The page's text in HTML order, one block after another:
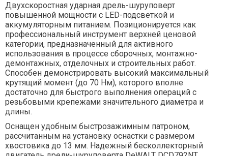
Двухскоростная ударная дрель-шуруповерт
повышенной мощности с LED-подсветкой и
аккумуляторным питанием. Позиционируется как
профессиональный инструмент верхней ценовой
категории, предназначенный для активного
использования в процессе сборочных, монтажно-
демонтажных, отделочных и строительных работ.
Способен демонстрировать высокий максимальный
крутящий момент (до 70 Нм), которого вполне
достаточно для быстрого выполнения операций с
резьбовыми крепежами значительного диаметра и
длины.
Оснащен удобным быстрозажимным патроном,
рассчитанным на установку оснастки с размером
хвостовика до 13 мм. Надежный бесколлекторный